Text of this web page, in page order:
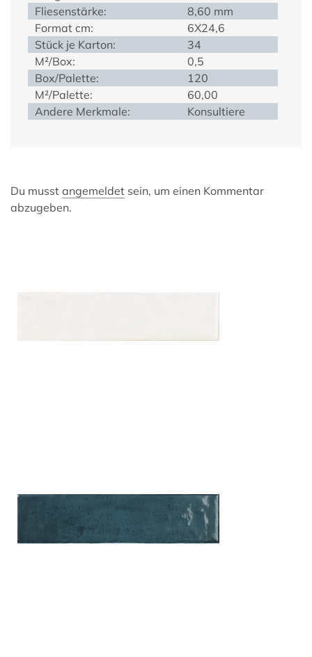
Fliesenstärke:
8,60 mm
Format cm:
6X24,6
Stück je Karton:
34
M²/Box:
0,5
Box/Palette:
120
M²/Palette:
60,00
Andere Merkmale:
Konsultiere
Du musst angemeldet sein, um einen Kommentar
abzugeben.